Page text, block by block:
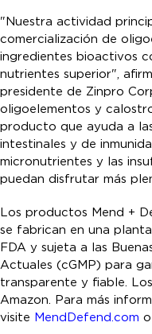
"Nuestra actividad
comercialización de
ingredientes bioactivos
nutrientes superior",
presidente de Zinpro
oligoelementos y
producto que ayuda a
intestinales y de
micronutrientes y las
puedan disfrutar más
Los productos Mend +
se fabrican en una
FDA y sujeta a las
Actuales (cGMP) para
transparente y fiable.
Amazon. Para más
visite MendDefend.com